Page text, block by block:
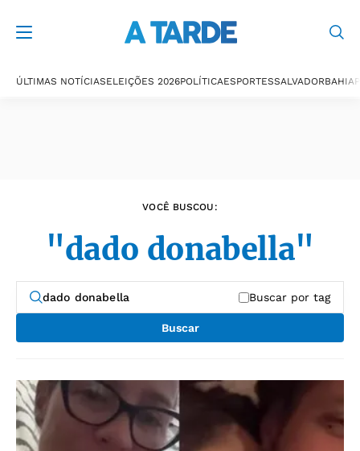
ÚLTIMAS NOTÍCIASELEIÇÕES 2026POLÍTICAESPORTESSALVADORBAHIA
VOCÊ BUSCOU:
"dado donabella"
Buscar por tag
Buscar